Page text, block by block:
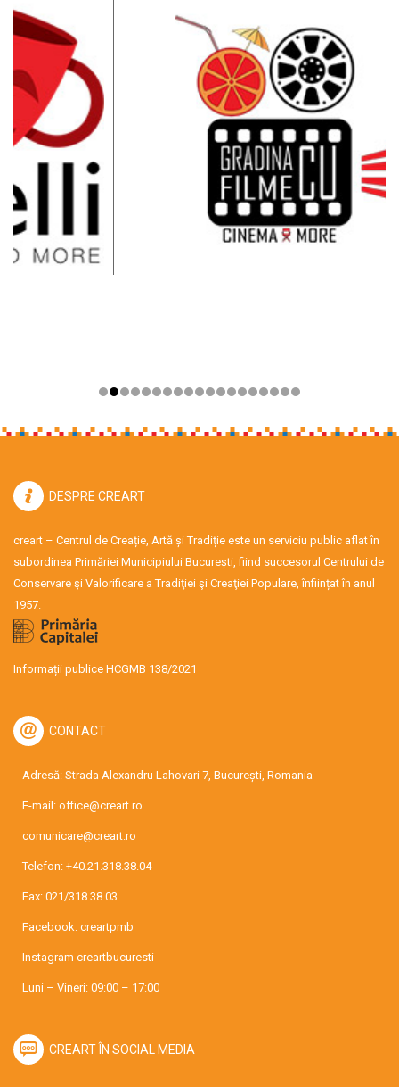
DESPRE CREART
creart – Centrul de Creație, Artă și Tradiție este un serviciu public aflat în
subordinea Primăriei Municipiului București, fiind succesorul Centrului de
Conservare şi Valorificare a Tradiţiei şi Creaţiei Populare, înființat în anul
1957.
Informații publice HCGMB 138/2021
CONTACT
Adresă: Strada Alexandru Lahovari 7, București, Romania
E-mail: office@creart.ro
comunicare@creart.ro
Telefon: +40.21.318.38.04
Fax: 021/318.38.03
Facebook: creartpmb
Instagram creartbucuresti
Luni – Vineri: 09:00 – 17:00
CREART ÎN SOCIAL MEDIA